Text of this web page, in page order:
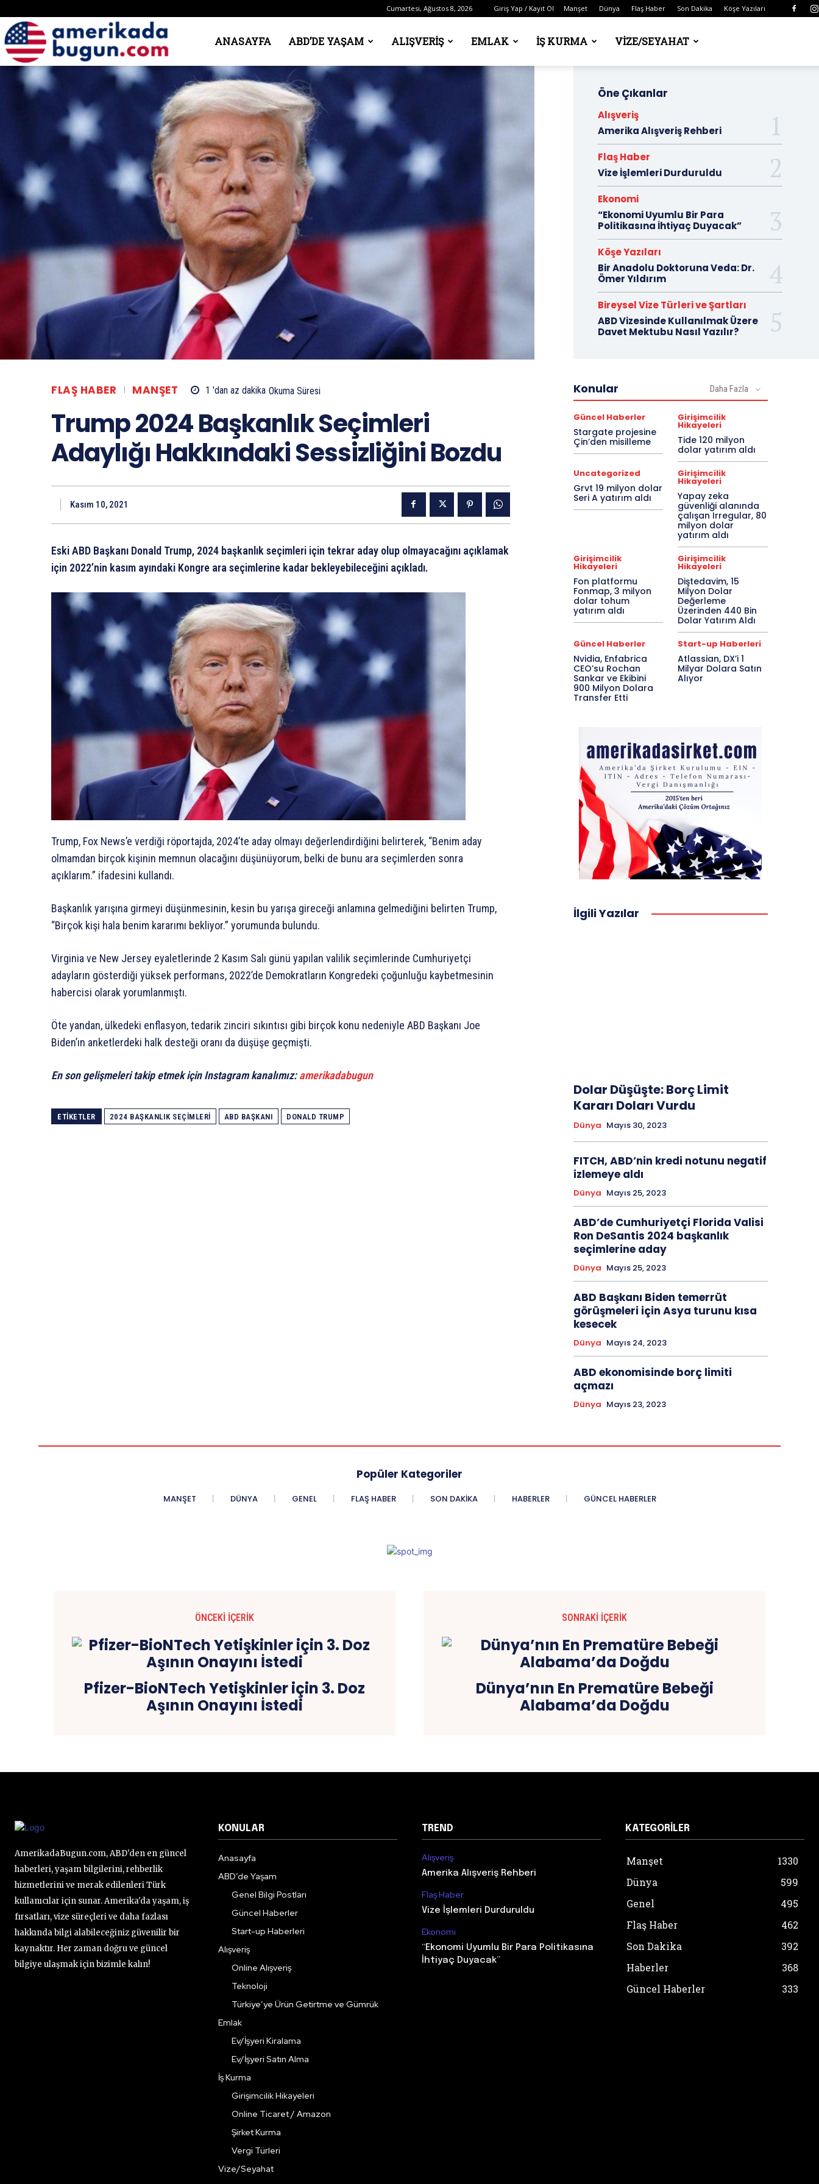
Cumartesi, Ağustos 8, 2026 Giriş Yap / Kayıt Ol Manşet Dünya Flaş Haber Son Dakika Köşe Yazıları
Amerika’da
Bugün
ANASAYFA ABD’DE YAŞAM ALIŞVERIŞ EMLAK İŞ KURMA VIZE/SEYAHAT
FLAŞ HABER MANŞET 1 'dan az dakika Okuma Süresi
Trump 2024 Başkanlık Seçimleri
Adaylığı Hakkındaki Sessizliğini Bozdu
Kasım 10, 2021
Eski ABD Başkanı Donald Trump, 2024 başkanlık seçimleri için tekrar aday olup olmayacağını açıklamak
için 2022’nin kasım ayındaki Kongre ara seçimlerine kadar bekleyebileceğini açıkladı.
Trump, Fox News’e verdiği röportajda, 2024’te aday olmayı değerlendirdiğini belirterek, “Benim aday
olmamdan birçok kişinin memnun olacağını düşünüyorum, belki de bunu ara seçimlerden sonra
açıklarım.” ifadesini kullandı.
Başkanlık yarışına girmeyi düşünmesinin, kesin bu yarışa gireceği anlamına gelmediğini belirten Trump,
“Birçok kişi hala benim kararımı bekliyor.” yorumunda bulundu.
Virginia ve New Jersey eyaletlerinde 2 Kasım Salı günü yapılan valilik seçimlerinde Cumhuriyetçi
adayların gösterdiği yüksek performans, 2022’de Demokratların Kongredeki çoğunluğu kaybetmesinin
habercisi olarak yorumlanmıştı.
Öte yandan, ülkedeki enflasyon, tedarik zinciri sıkıntısı gibi birçok konu nedeniyle ABD Başkanı Joe
Biden’ın anketlerdeki halk desteği oranı da düşüşe geçmişti.
En son gelişmeleri takip etmek için Instagram kanalımız:amerikadabugun
ETIKETLER 2024 BAŞKANLIK SEÇIMLERI ABD BAŞKANI DONALD TRUMP
Öne Çıkanlar
Alışveriş
Amerika Alışveriş Rehberi
Flaş Haber
Vize İşlemleri Durduruldu
Ekonomi
“Ekonomi Uyumlu Bir Para
Politikasına İhtiyaç Duyacak”
Köşe Yazıları
Bir Anadolu Doktoruna Veda: Dr.
Ömer Yıldırım
Bireysel Vize Türleri ve Şartları
ABD Vizesinde Kullanılmak Üzere
Davet Mektubu Nasıl Yazılır?
Konular Daha Fazla
Güncel Haberler
Stargate projesine
Çin’den misilleme
Girişimcilik
Hikayeleri
Tide 120 milyon
dolar yatırım aldı
Uncategorized
Grvt 19 milyon dolar
Seri A yatırım aldı
Girişimcilik
Hikayeleri
Yapay zeka
güvenliği alanında
çalışan Irregular, 80
milyon dolar
yatırım aldı
Girişimcilik
Hikayeleri
Fon platformu
Fonmap, 3 milyon
dolar tohum
yatırım aldı
Girişimcilik
Hikayeleri
Diştedavim, 15
Milyon Dolar
Değerleme
Üzerinden 440 Bin
Dolar Yatırım Aldı
Güncel Haberler
Nvidia, Enfabrica
CEO’su Rochan
Sankar ve Ekibini
900 Milyon Dolara
Transfer Etti
Start-up Haberleri
Atlassian, DX’i 1
Milyar Dolara Satın
Alıyor
İlgili Yazılar
Dolar Düşüşte: Borç Limit
Kararı Doları Vurdu
Dünya Mayıs 30, 2023
FITCH, ABD’nin kredi notunu negatif
izlemeye aldı
Dünya Mayıs 25, 2023
ABD’de Cumhuriyetçi Florida Valisi
Ron DeSantis 2024 başkanlık
seçimlerine aday
Dünya Mayıs 25, 2023
ABD Başkanı Biden temerrüt
görüşmeleri için Asya turunu kısa
kesecek
Dünya Mayıs 24, 2023
ABD ekonomisinde borç limiti
açmazı
Dünya Mayıs 23, 2023
Popüler Kategoriler
MANŞET DÜNYA GENEL FLAŞ HABER SON DAKIKA HABERLER GÜNCEL HABERLER
ÖNCEKI İÇERIK
Pfizer-BioNTech Yetişkinler için 3. Doz
Aşının Onayını İstedi
SONRAKI İÇERIK
Dünya’nın En Prematüre Bebeği
Alabama’da Doğdu
AmerikadaBugun.com, ABD'den en güncel
haberleri, yaşam bilgilerini, rehberlik
hizmetlerini ve merak edilenleri Türk
kullanıcılar için sunar. Amerika'da yaşam, iş
fırsatları, vize süreçleri ve daha fazlası
hakkında bilgi alabileceğiniz güvenilir bir
kaynaktır. Her zaman doğru ve güncel
bilgiye ulaşmak için bizimle kalın!
KONULAR
Anasayfa
ABD’de Yaşam
Genel Bilgi Postları
Güncel Haberler
Start-up Haberleri
Alışveriş
Online Alışveriş
Teknoloji
Türkiye’ye Ürün Getirtme ve Gümrük
Emlak
Ev/İşyeri Kiralama
Ev/İşyeri Satın Alma
İş Kurma
Girişimcilik Hikayeleri
Online Ticaret / Amazon
Şirket Kurma
Vergi Türleri
Vize/Seyahat
TREND
Alışveriş
Amerika Alışveriş Rehberi
Flaş Haber
Vize İşlemleri Durduruldu
Ekonomi
“Ekonomi Uyumlu Bir Para Politikasına
İhtiyaç Duyacak”
KATEGORILER
Manşet
1330
Dünya
599
Genel
495
Flaş Haber
462
Son Dakika
392
Haberler
368
Güncel Haberler
333